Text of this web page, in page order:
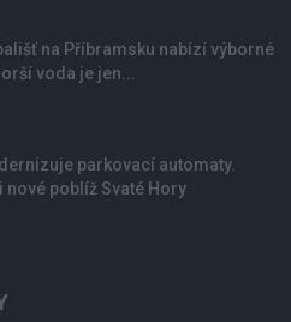
na Příbramsku nabízí výborné
voda je jen...
parkovací automaty.
nové poblíž Svaté Hory